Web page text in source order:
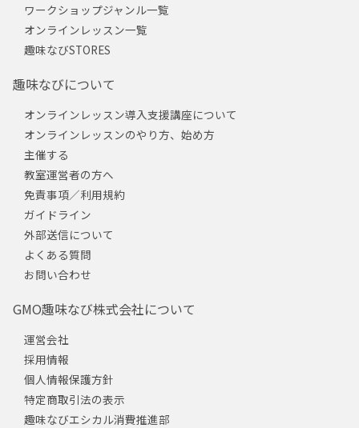
ワークショップジャンル一覧
オンラインレッスン一覧
趣味なびSTORES
趣味なびについて
オンラインレッスン導入支援講座について
オンラインレッスンのやり方、始め方
主催する
教室運営者の方へ
免責事項／利用規約
ガイドライン
外部送信について
よくある質問
お問い合わせ
GMO趣味なび株式会社について
運営会社
採用情報
個人情報保護方針
特定商取引法の表示
趣味なびエシカル消費推進部